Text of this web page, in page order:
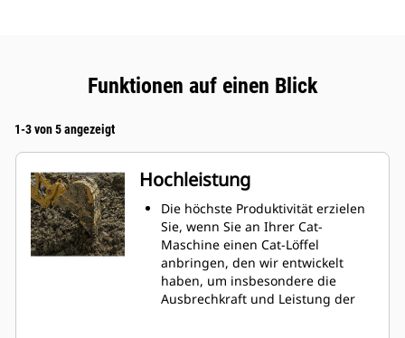
Funktionen auf einen Blick
1-3 von 5 angezeigt
Hochleistung
Die höchste Produktivität erzielen
Sie, wenn Sie an Ihrer Cat-
Maschine einen Cat-Löffel
anbringen, den wir entwickelt
haben, um insbesondere die
Ausbrechkraft und Leistung der